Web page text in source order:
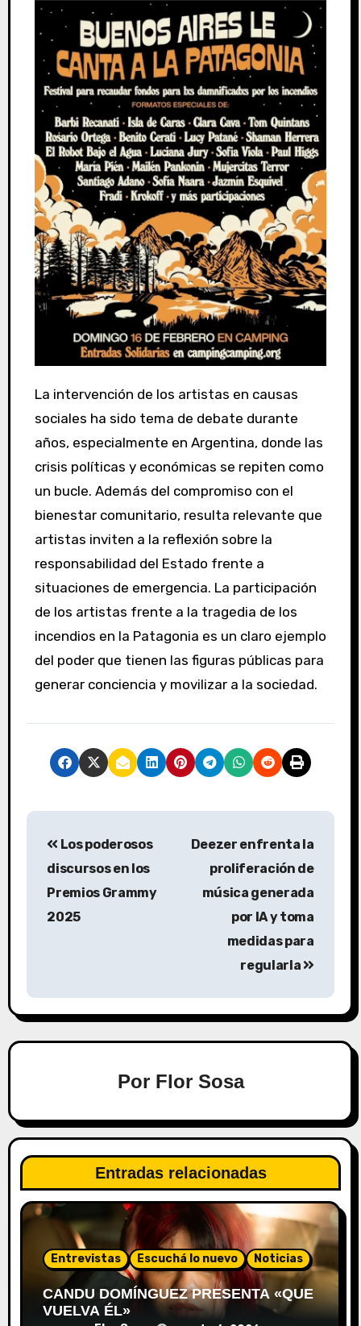
La intervención de los artistas en causas
sociales ha sido tema de debate durante
años, especialmente en Argentina, donde las
crisis políticas y económicas se repiten como
un bucle. Además del compromiso con el
bienestar comunitario, resulta relevante que
artistas inviten a la reflexión sobre la
responsabilidad del Estado frente a
situaciones de emergencia. La participación
de los artistas frente a la tragedia de los
incendios en la Patagonia es un claro ejemplo
del poder que tienen las figuras públicas para
generar conciencia y movilizar a la sociedad.
Los poderosos
discursos en los
Premios Grammy
2025
Deezer enfrenta la
proliferación de
música generada
por IA y toma
medidas para
regularla
Por Flor Sosa
Entradas relacionadas
Entrevistas Escuchá lo nuevo Noticias
CANDU DOMÍNGUEZ PRESENTA «QUE
VUELVA ÉL»